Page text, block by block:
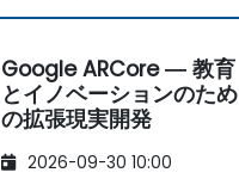
Google ARCore ― 教育
とイノベーションのため
の拡張現実開発
2026-09-30 10:00